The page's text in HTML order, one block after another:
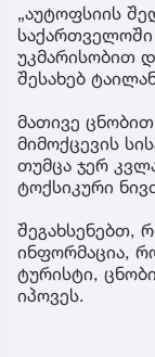
„აუტოფსიის
უკმარისობით
შესახებ
მათივე
მიმოქცევის
თუმცა ჯერ
ტოქსიკური
შეგახსენებთ,
ინფორმაცია,
ტურისტი,
იპოვეს.